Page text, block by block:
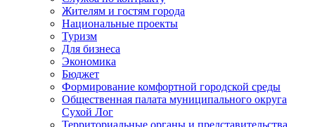
Жителям и гостям города
Национальные проекты
Туризм
Для бизнеса
Экономика
Бюджет
Формирование комфортной городской среды
Общественная палата муниципального округа
Сухой Лог
Территориальные органы и представительства